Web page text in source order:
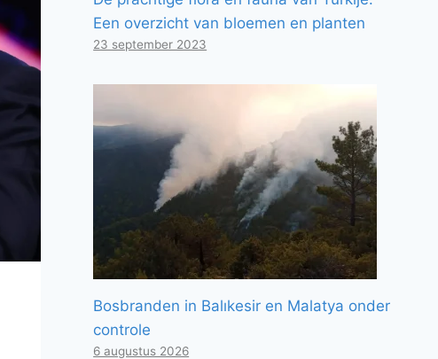
Een overzicht van bloemen en planten
23 september 2023
Bosbranden in Balıkesir en Malatya onder
controle
6 augustus 2026